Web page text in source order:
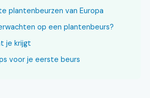
plantenbeurzen van Europa
op een plantenbeurs?
je krijgt
voor je eerste beurs